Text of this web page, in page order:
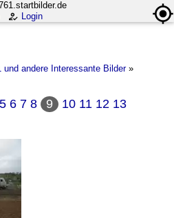
Login
und andere Interessante Bilder»
5 6 7 8 9 10 11 12 13